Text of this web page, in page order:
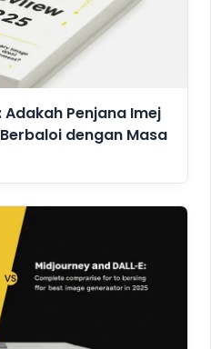
Adakah Penjana Imej
dengan Masa